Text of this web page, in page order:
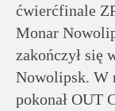
ćwierćfinale
Monar
zakończył się
Nowolipsk. W
pokonał OUT